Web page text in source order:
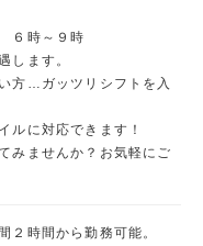
６時～９時
します。
方…ガッツリシフトを入
ルに対応できます！
みませんか？お気軽にご
２時間から勤務可能。